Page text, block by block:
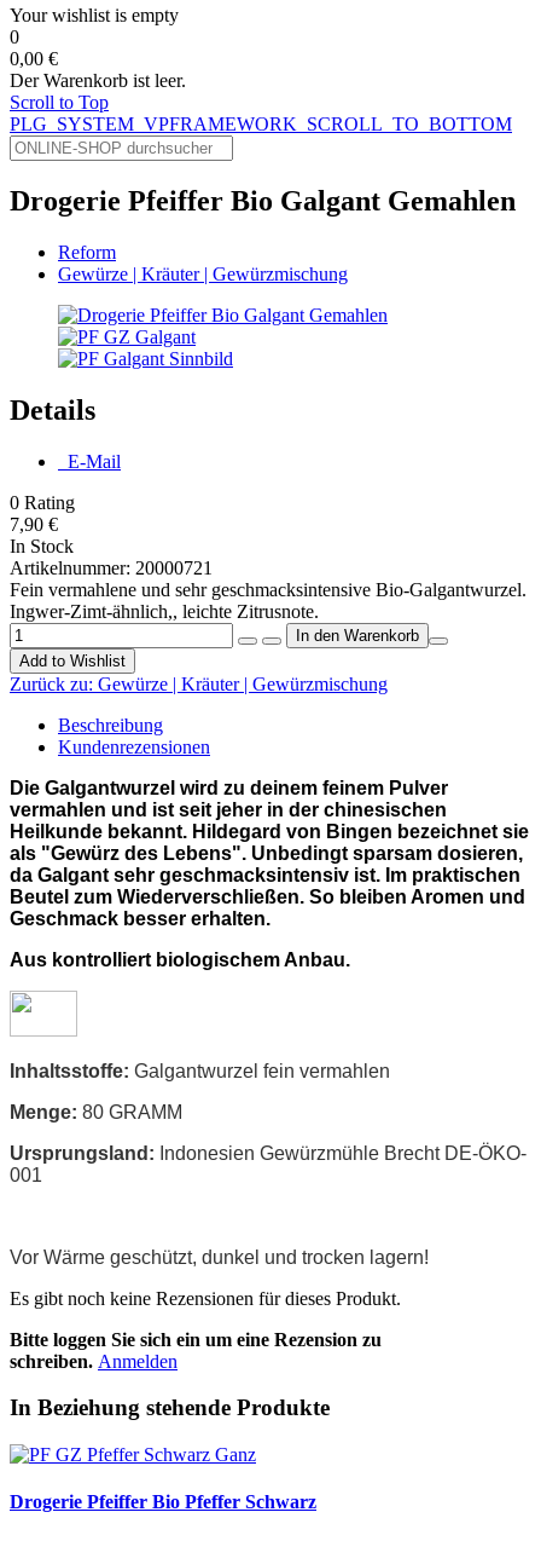
Your wishlist is empty
0
0,00 €
Der Warenkorb ist leer.
Scroll to Top
PLG_SYSTEM_VPFRAMEWORK_SCROLL_TO_BOTTOM
Drogerie Pfeiffer Bio Galgant Gemahlen
Reform
Gewürze | Kräuter | Gewürzmischung
Details
E-Mail
0 Rating
7,90 €
In Stock
Artikelnummer: 20000721
Fein vermahlene und sehr geschmacksintensive Bio-Galgantwurzel.
Ingwer-Zimt-ähnlich,, leichte Zitrusnote.
Add to Wishlist
Zurück zu: Gewürze | Kräuter | Gewürzmischung
Beschreibung
Kundenrezensionen
Die Galgantwurzel wird zu deinem feinem Pulver
vermahlen und ist seit jeher in der chinesischen
Heilkunde bekannt. Hildegard von Bingen bezeichnet sie
als "Gewürz des Lebens". Unbedingt sparsam dosieren,
da Galgant sehr geschmacksintensiv ist. Im praktischen
Beutel zum Wiederverschließen. So bleiben Aromen und
Geschmack besser erhalten.
Aus kontrolliert biologischem Anbau.
Inhaltsstoffe: Galgantwurzel fein vermahlen
Menge: 80 GRAMM
Ursprungsland: Indonesien Gewürzmühle Brecht DE-ÖKO-
001
Vor Wärme geschützt, dunkel und trocken lagern!
Es gibt noch keine Rezensionen für dieses Produkt.
Bitte loggen Sie sich ein um eine Rezension zu
schreiben. Anmelden
In Beziehung stehende Produkte
Drogerie Pfeiffer Bio Pfeffer Schwarz